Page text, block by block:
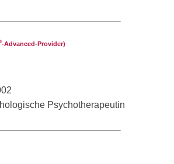
‑Advanced-Provider)
Psychotherapeutin